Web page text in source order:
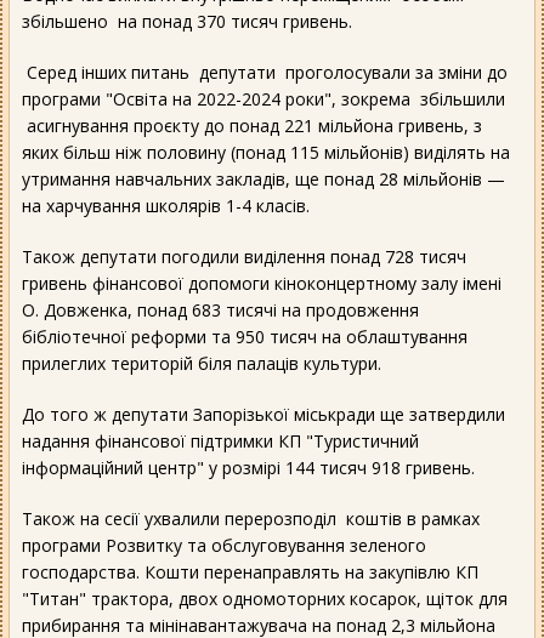
збільшено на понад 370 тисяч гривень.
Серед інших питань депутати проголосували за зміни до
програми "Освіта на 2022-2024 роки", зокрема збільшили
асигнування проєкту до понад 221 мільйона гривень, з
яких більш ніж половину (понад 115 мільйонів) виділять на
утримання навчальних закладів, ще понад 28 мільйонів —
на харчування школярів 1-4 класів.
Також депутати погодили виділення понад 728 тисяч
гривень фінансової допомоги кіноконцертному залу імені
О. Довженка, понад 683 тисячі на продовження
бібліотечної реформи та 950 тисяч на облаштування
прилеглих територій біля палаців культури.
До того ж депутати Запорізької міськради ще затвердили
надання фінансової підтримки КП "Туристичний
інформаційний центр" у розмірі 144 тисяч 918 гривень.
Також на сесії ухвалили перерозподіл коштів в рамках
програми Розвитку та обслуговування зеленого
господарства. Кошти перенаправлять на закупівлю КП
"Титан" трактора, двох одномоторних косарок, щіток для
прибирання та мінінавантажувача на понад 2,3 мільйона